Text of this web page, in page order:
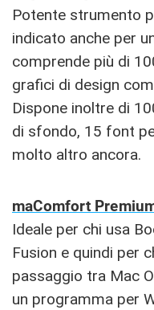
Potente strumento
indicato anche per
comprende più di
grafici di design
Dispone inoltre di
di sfondo, 15 font
molto altro ancora.
maComfort
Ideale per chi usa
Fusion e quindi per
passaggio tra Mac
un programma per